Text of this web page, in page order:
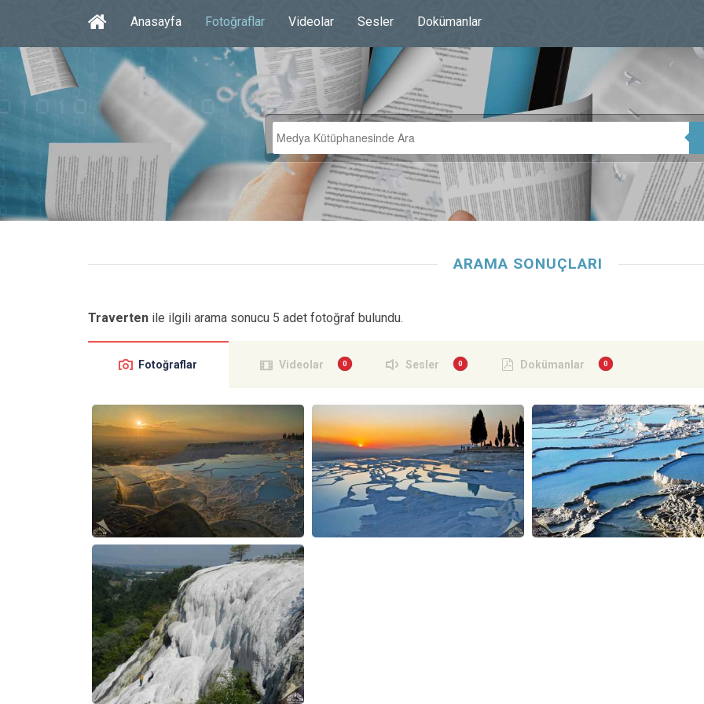
Anasayfa Fotoğraflar Videolar Sesler Dokümanlar
ARAMA SONUÇLARI
Traverten ile ilgili arama sonucu 5 adet fotoğraf bulundu.
Fotoğraflar Videolar Sesler Dokümanlar